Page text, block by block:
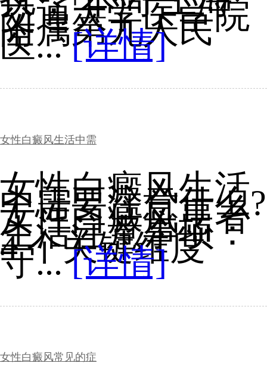
交通大学医学院
附属第九人民
医...[详情]
女性白癜风生活中需
女性白癜风生活
中需要注意什么?
女性白癜风患者
生活注意事项：
4 个关键维度
守...[详情]
女性白癜风常见的症